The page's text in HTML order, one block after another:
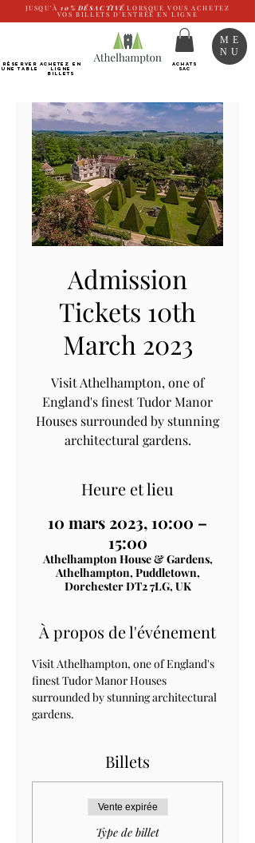
JUSQU'À 10% DÉSACTIVÉ LORSQUE VOUS ACHETEZ
VOS BILLETS D'ENTRÉE EN LIGNE
RÉSERVER
UNE TABLE
Achetez EN
LIGNE
Billets
ACHATS
SAC
ME
NU
Admission
Tickets 10th
March 2023
Visit Athelhampton, one of
England's finest Tudor Manor
Houses surrounded by stunning
architectural gardens.
Heure et lieu
10 mars 2023, 10:00 –
15:00
Athelhampton House & Gardens,
Athelhampton, Puddletown,
Dorchester DT2 7LG, UK
À propos de l'événement
Visit Athelhampton, one of England's
finest Tudor Manor Houses
surrounded by stunning architectural
gardens.
Billets
Vente expirée
Type de billet